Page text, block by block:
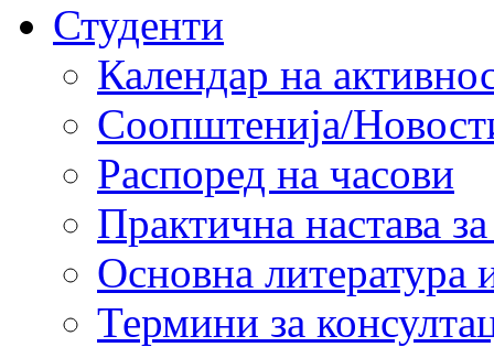
Студенти
Календар на
Соопштенија/
Распоред на часови
Практична настава
Основна литература
Термини за